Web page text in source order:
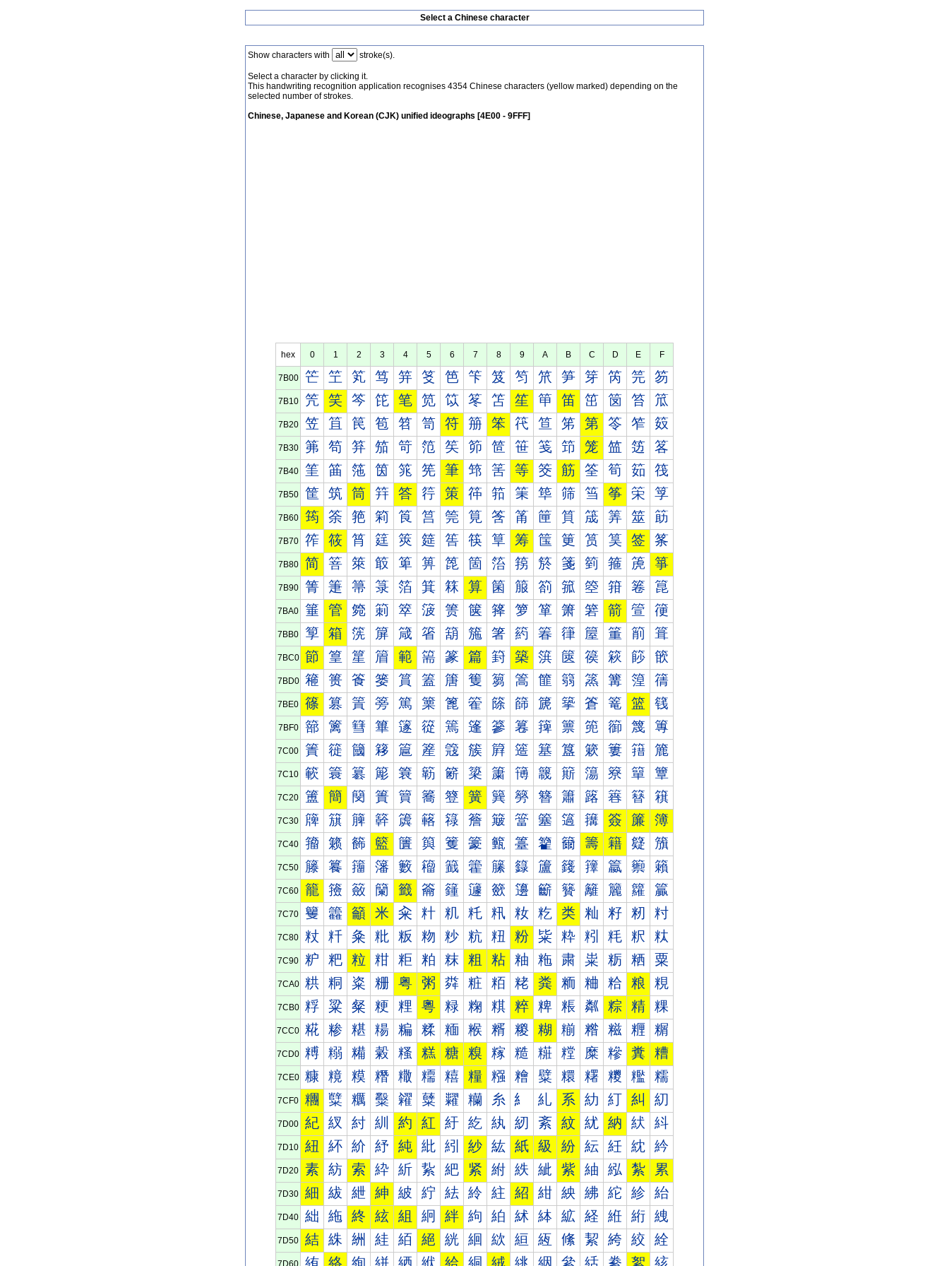
Select a Chinese character
Show characters with stroke(s).
Select a character by clicking it.
This handwriting recognition application recognises 4354 Chinese characters (yellow marked) depending on the
selected number of strokes.
Chinese, Japanese and Korean (CJK) unified ideographs [4E00 - 9FFF]
hex 0 1 2 3 4 5 6 7 8 9 A B C D E F
7B00 笀 笁 笂 笃 笄 笅 笆 笇 笈 笉 笊 笋 笌 笍 笎 笏
7B10 笐 笑 笒 笓 笔 笕 笖 笗 笘 笙 笚 笛 笜 笝 笞 笟
7B20 笠 笡 笢 笣 笤 笥 符 笧 笨 笩 笪 笫 第 笭 笮 笯
7B30 笰 笱 笲 笳 笴 笵 笶 笷 笸 笹 笺 笻 笼 笽 笾 笿
7B40 筀 筁 筂 筃 筄 筅 筆 筇 筈 等 筊 筋 筌 筍 筎 筏
7B50 筐 筑 筒 筓 答 筕 策 筗 筘 筙 筚 筛 筜 筝 筞 筟
7B60 筠 筡 筢 筣 筤 筥 筦 筧 筨 筩 筪 筫 筬 筭 筮 筯
7B70 筰 筱 筲 筳 筴 筵 筶 筷 筸 筹 筺 筻 筼 筽 签 筿
7B80 简 箁 箂 箃 箄 箅 箆 箇 箈 箉 箊 箋 箌 箍 箎 箏
7B90 箐 箑 箒 箓 箔 箕 箖 算 箘 箙 箚 箛 箜 箝 箞 箟
7BA0 箠 管 箢 箣 箤 箥 箦 箧 箨 箩 箪 箫 箬 箭 箮 箯
7BB0 箰 箱 箲 箳 箴 箵 箶 箷 箸 箹 箺 箻 箼 箽 箾 箿
7BC0 節 篁 篂 篃 範 篅 篆 篇 篈 築 篊 篋 篌 篍 篎 篏
7BD0 篐 篑 篒 篓 篔 篕 篖 篗 篘 篙 篚 篛 篜 篝 篞 篟
7BE0 篠 篡 篢 篣 篤 篥 篦 篧 篨 篩 篪 篫 篬 篭 篮 篯
7BF0 篰 篱 篲 篳 篴 篵 篶 篷 篸 篹 篺 篻 篼 篽 篾 篿
7C00 簀 簁 簂 簃 簄 簅 簆 簇 簈 簉 簊 簋 簌 簍 簎 簏
7C10 簐 簑 簒 簓 簔 簕 簖 簗 簘 簙 簚 簛 簜 簝 簞 簟
7C20 簠 簡 簢 簣 簤 簥 簦 簧 簨 簩 簪 簫 簬 簭 簮 簯
7C30 簰 簱 簲 簳 簴 簵 簶 簷 簸 簹 簺 簻 簼 簽 簾 簿
7C40 籀 籁 籂 籃 籄 籅 籆 籇 籈 籉 籊 籋 籌 籍 籎 籏
7C50 籐 籑 籒 籓 籔 籕 籖 籗 籘 籙 籚 籛 籜 籝 籞 籟
7C60 籠 籡 籢 籣 籤 籥 籦 籧 籨 籩 籪 籫 籬 籭 籮 籯
7C70 籰 籱 籲 米 籴 籵 籶 籷 籸 籹 籺 类 籼 籽 籾 籿
7C80 粀 粁 粂 粃 粄 粅 粆 粇 粈 粉 粊 粋 粌 粍 粎 粏
7C90 粐 粑 粒 粓 粔 粕 粖 粗 粘 粙 粚 粛 粜 粝 粞 粟
7CA0 粠 粡 粢 粣 粤 粥 粦 粧 粨 粩 粪 粫 粬 粭 粮 粯
7CB0 粰 粱 粲 粳 粴 粵 粶 粷 粸 粹 粺 粻 粼 粽 精 粿
7CC0 糀 糁 糂 糃 糄 糅 糆 糇 糈 糉 糊 糋 糌 糍 糎 糏
7CD0 糐 糑 糒 糓 糔 糕 糖 糗 糘 糙 糚 糛 糜 糝 糞 糟
7CE0 糠 糡 糢 糣 糤 糥 糦 糧 糨 糩 糪 糫 糬 糭 糮 糯
7CF0 糰 糱 糲 糳 糴 糵 糶 糷 糸 糹 糺 系 糼 糽 糾 糿
7D00 紀 紁 紂 紃 約 紅 紆 紇 紈 紉 紊 紋 紌 納 紎 紏
7D10 紐 紑 紒 紓 純 紕 紖 紗 紘 紙 級 紛 紜 紝 紞 紟
7D20 素 紡 索 紣 紤 紥 紦 紧 紨 紩 紪 紫 紬 紭 紮 累
7D30 細 紱 紲 紳 紴 紵 紶 紷 紸 紹 紺 紻 紼 紽 紾 紿
7D40 絀 絁 終 絃 組 絅 絆 絇 絈 絉 絊 絋 経 絍 絎 絏
7D50 結 絑 絒 絓 絔 絕 絖 絗 絘 絙 絚 絛 絜 絝 絞 絟
7D60 絠 絡 絢 絣 絤 絥 給 絧 絨 絩 絪 絫 絬 絭 絮 絯